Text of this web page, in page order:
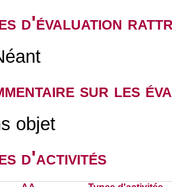
d'évaluation
sur les
objet
d'activités